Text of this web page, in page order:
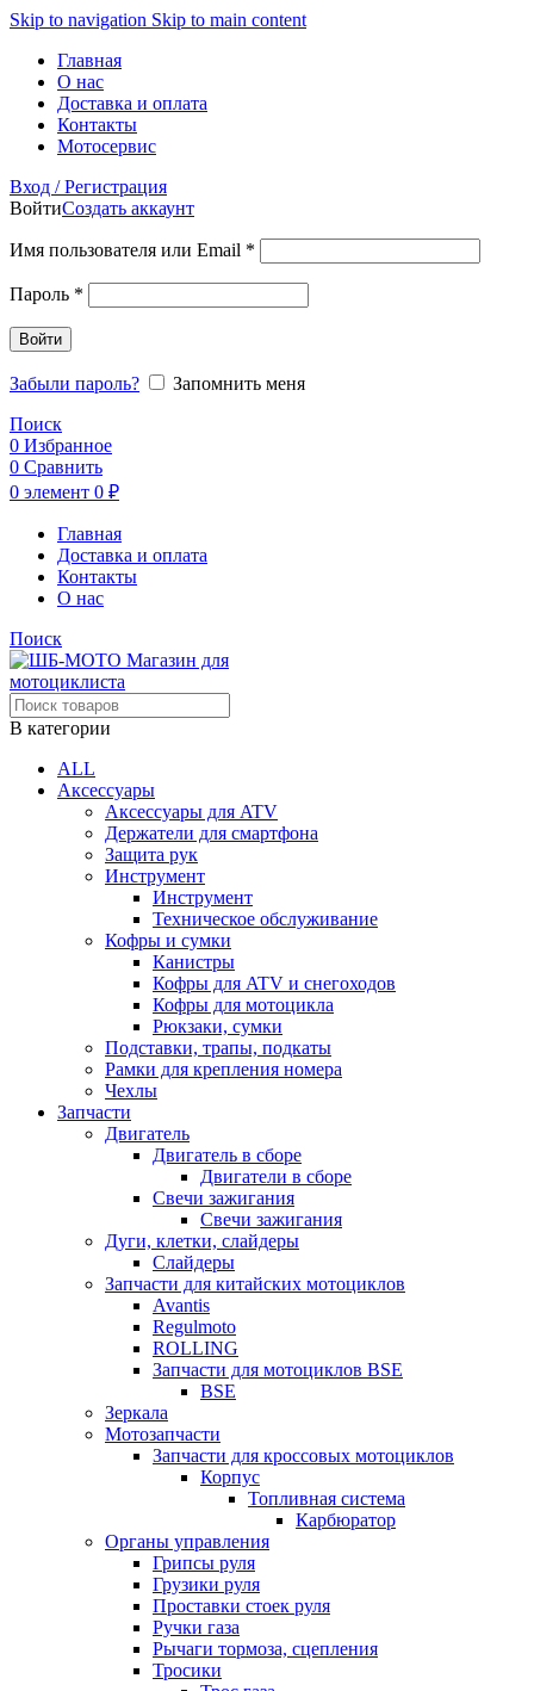
Skip to navigation Skip to main content
Главная
О нас
Доставка и оплата
Контакты
Мотосервис
Вход / Регистрация
ВойтиСоздать аккаунт
Имя пользователя или Email *
Пароль *
Войти
Забыли пароль?
Запомнить меня
Поиск
0 Избранное
0 Сравнить
0 элемент 0 ₽
Главная
Доставка и оплата
Контакты
О нас
Поиск
В категории
ALL
Аксессуары
Аксессуары для ATV
Держатели для смартфона
Защита рук
Инструмент
Инструмент
Техническое обслуживание
Кофры и сумки
Канистры
Кофры для ATV и снегоходов
Кофры для мотоцикла
Рюкзаки, сумки
Подставки, трапы, подкаты
Рамки для крепления номера
Чехлы
Запчасти
Двигатель
Двигатель в сборе
Двигатели в сборе
Свечи зажигания
Свечи зажигания
Дуги, клетки, слайдеры
Слайдеры
Запчасти для китайских мотоциклов
Avantis
Regulmoto
ROLLING
Запчасти для мотоциклов BSE
BSE
Зеркала
Мотозапчасти
Запчасти для кроссовых мотоциклов
Корпус
Топливная система
Карбюратор
Органы управления
Грипсы руля
Грузики руля
Проставки стоек руля
Ручки газа
Рычаги тормоза, сцепления
Тросики